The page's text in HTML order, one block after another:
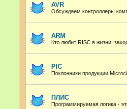
AVR
Обсуждаем контроллеры
ARM
Кто любит RISC в жизни,
PIC
Поклонники продукции
ПЛИС
Программируемая логика -